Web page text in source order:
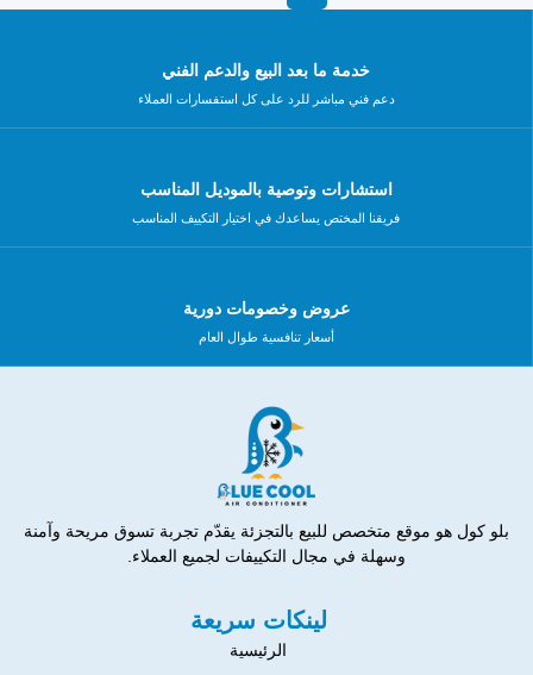
خدمة ما بعد البيع والدعم الفني
دعم فني مباشر للرد على كل استفسارات العملاء
استشارات وتوصية بالموديل المناسب
فريقنا المختص يساعدك في اختيار التكييف المناسب
عروض وخصومات دورية
أسعار تنافسية طوال العام
بلو كول هو موقع متخصص للبيع بالتجزئة يقدّم تجربة تسوق مريحة وآمنة
وسهلة في مجال التكييفات لجميع العملاء.
لينكات سريعة
الرئيسية